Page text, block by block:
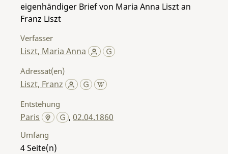
eigenhändiger Brief von Maria Anna Liszt an
Franz Liszt
Verfasser
Liszt, Maria Anna
Adressat(en)
Liszt, Franz
Entstehung
Paris ,02.04.1860
Umfang
4